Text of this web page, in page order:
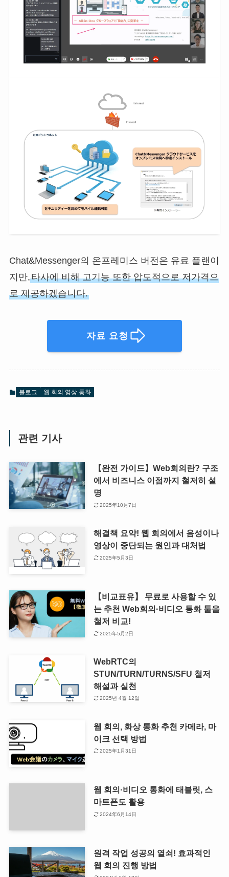
Chat&Messenger의 온프레미스 버전은 유료 플랜이
지만,타사에 비해 고기능 또한 압도적으로 저가격으
로 제공하겠습니다.
자료 요청
블로그 웹 회의 영상 통화
관련 기사
【완전 가이드】Web회의란? 구조
에서 비즈니스 이점까지 철저히 설
명
2025年10月7日
해결책 요약! 웹 회의에서 음성이나
영상이 중단되는 원인과 대처법
2025年5月3日
【비교표유】 무료로 사용할 수 있
는 추천 Web회의·비디오 통화 툴을
철저 비교!
2025年5月2日
WebRTC의
STUN/TURN/TURNS/SFU 철저
해설과 실천
2025년 4월 12일
웹 회의, 화상 통화 추천 카메라, 마
이크 선택 방법
2025年1月31日
웹 회의·비디오 통화에 태블릿, 스
마트폰도 활용
2024年6月14日
원격 작업 성공의 열쇠! 효과적인
웹 회의 진행 방법